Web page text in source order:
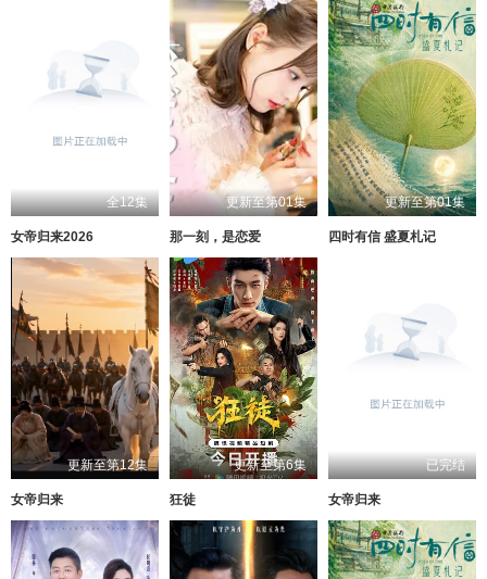
全12集
女帝归来2026
更新至第01集
那一刻，是恋爱
更新至第01集
四时有信 盛夏札记
更新至第12集
女帝归来
更新至第6集
狂徒
已完结
女帝归来